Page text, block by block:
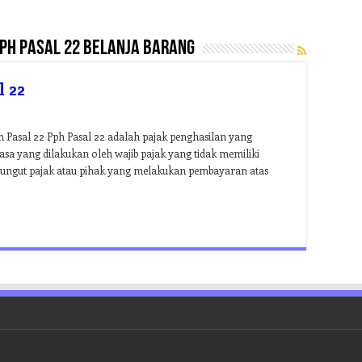
pasal 22 belanja barang
22
22 Pph Pasal 22 adalah pajak penghasilan yang
yang dilakukan oleh wajib pajak yang tidak memiliki
pajak atau pihak yang melakukan pembayaran atas